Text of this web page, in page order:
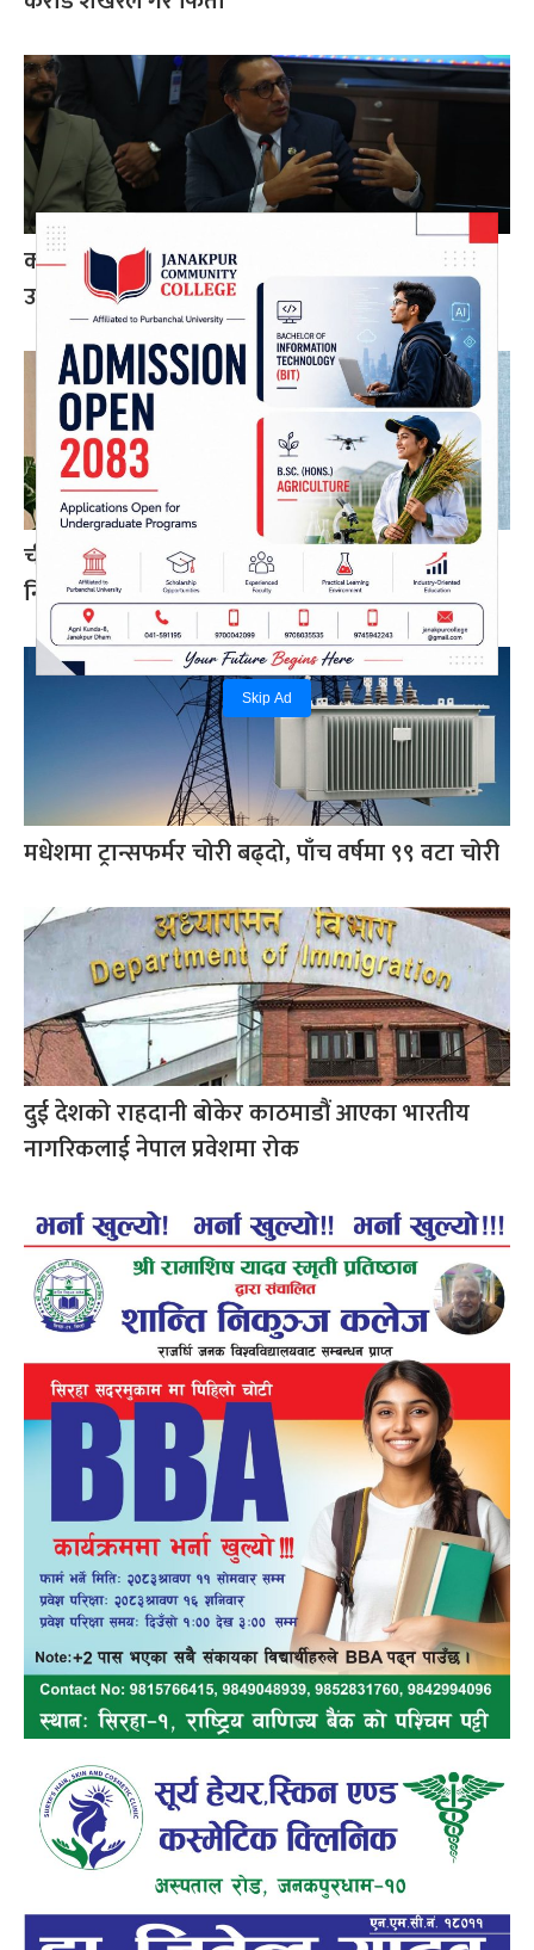
Skip Ad
करदाता प्रोत्साहन कार्यक्रम सफल भए अन्तर्राष्ट्रिय
उदाहरण बन्न सक्छ: अर्थमन्त्री डा. वाग्ले
चीन–दक्षिण एसिया सहकार्यमा नेपालले पुलको भूमिका
निर्वाह गर्न सक्छ: परराष्ट्रमन्त्री खनाल
मधेशमा ट्रान्सफर्मर चोरी बढ्दो, पाँच वर्षमा ९९ वटा चोरी
दुई देशको राहदानी बोकेर काठमाडौं आएका भारतीय
नागरिकलाई नेपाल प्रवेशमा रोक